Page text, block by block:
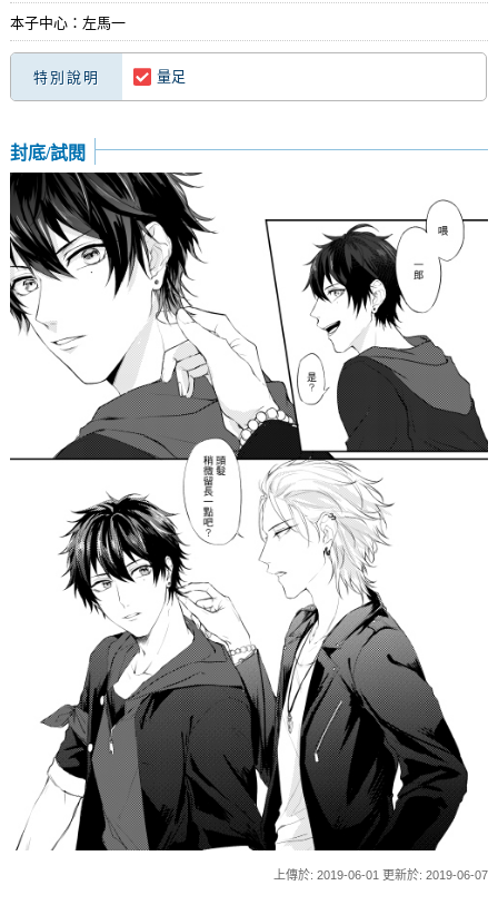
本子中心：左馬一
特別說明 量足
封底/試閱
上傳於: 2019-06-01 更新於: 2019-06-07